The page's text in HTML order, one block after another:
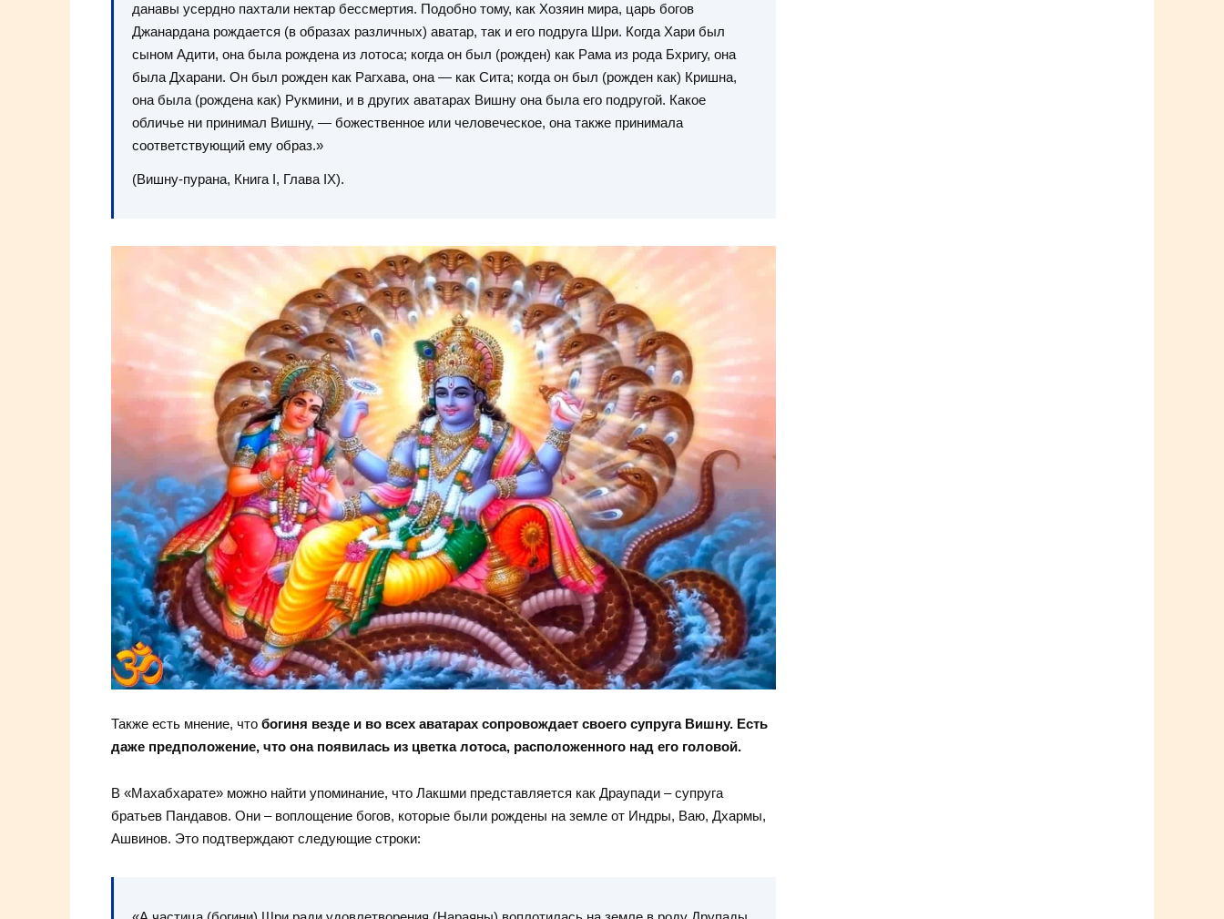
данавы усердно пахтали нектар бессмертия. Подобно тому, как Хозяин мира, царь богов
Джанардана рождается (в образах различных) аватар, так и его подруга Шри. Когда Хари был
сыном Адити, она была рождена из лотоса; когда он был (рожден) как Рама из рода Бхригу, она
была Дхарани. Он был рожден как Рагхава, она — как Сита; когда он был (рожден как) Кришна,
она была (рождена как) Рукмини, и в других аватарах Вишну она была его подругой. Какое
обличье ни принимал Вишну, — божественное или человеческое, она также принимала
соответствующий ему образ.»
(Вишну-пурана, Книга I, Глава IX).
Также есть мнение, что богиня везде и во всех аватарах сопровождает своего супруга Вишну. Есть
даже предположение, что она появилась из цветка лотоса, расположенного над его головой.
В «Махабхарате» можно найти упоминание, что Лакшми представляется как Драупади – супруга
братьев Пандавов. Они – воплощение богов, которые были рождены на земле от Индры, Ваю, Дхармы,
Ашвинов. Это подтверждают следующие строки: